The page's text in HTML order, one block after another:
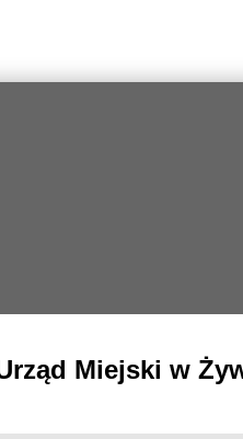
Miejski w